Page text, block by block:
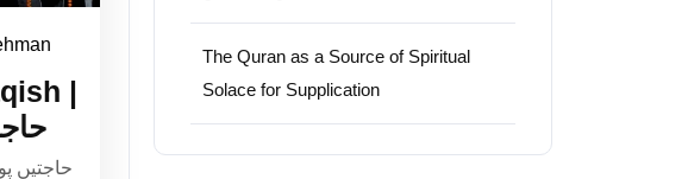
Rehman
|
حاجتیں
The Quran as a Source of Spiritual
Solace for Supplication